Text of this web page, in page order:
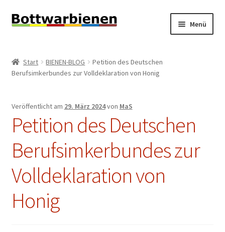
Zur
Zum
Menü
SHOP
INFORMATIONEN
KONTAKT
IMPRESSUM
Start BIENEN-BLOG
Petition des Deutschen
Berufsimkerbundes zur Volldeklaration von Honig
Veröffentlicht am 29. März 2024von MaS
Petition des Deutschen
Berufsimkerbundes zur
Volldeklaration von
Honig